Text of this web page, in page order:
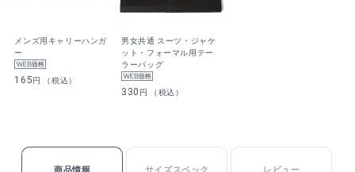
メンズ用キャリーハンガ
ー
165円 （税込）
男女共通 スーツ・ジャケ
ット・フォーマル用テー
ラーバッグ
330 円 （税込）